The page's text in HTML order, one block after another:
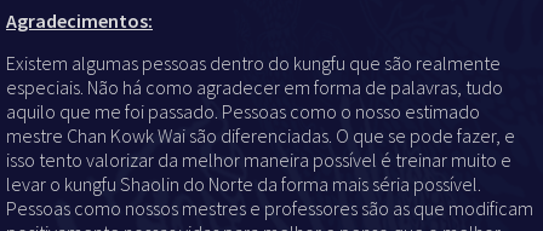
Agradecimentos:
Existem algumas pessoas dentro do kungfu que são realmente
especiais. Não há como agradecer em forma de palavras, tudo
aquilo que me foi passado. Pessoas como o nosso estimado
mestre Chan Kowk Wai são diferenciadas. O que se pode fazer, e
isso tento valorizar da melhor maneira possível é treinar muito e
levar o kungfu Shaolin do Norte da forma mais séria possível.
Pessoas como nossos mestres e professores são as que modificam